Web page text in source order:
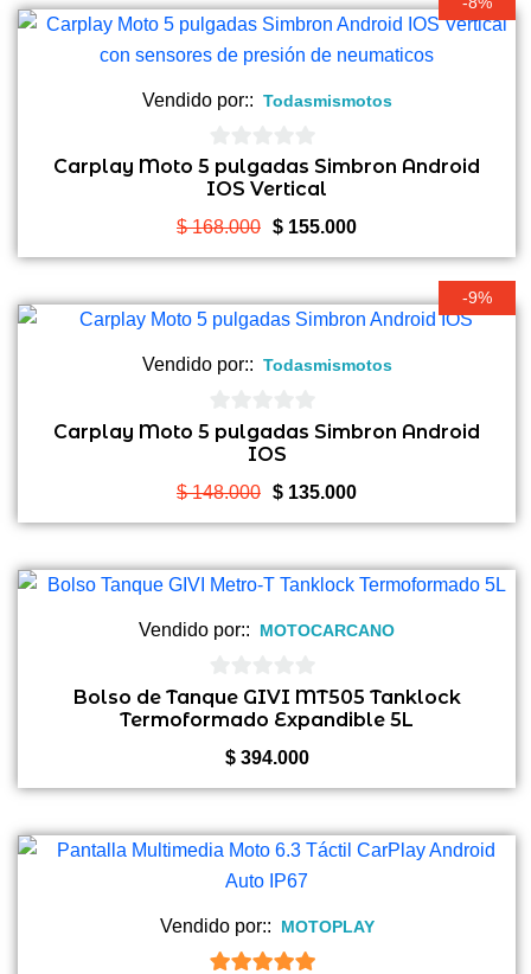
era:
$ 195.000.
es:
$ 175.000.
Vendido por:: Todasmismotos
0
de
5
Carplay Moto 5 pulgadas Simbron Android
IOS Vertical
$168.000 El
precio
era:
$ 155.000El
precio
es:
-9%
Vendido por:: Todasmismotos
0
5
Carplay Moto 5 pulgadas Simbron Android
IOS
$148.000 El
precio
era:
$ 135.000El
precio
es:
Vendido por:: MOTOCARCANO
0
de
Bolso de Tanque GIVI MT505 Tanklock
Termoformado Expandible 5L
$394.000
Vendido por:: MOTOPLAY